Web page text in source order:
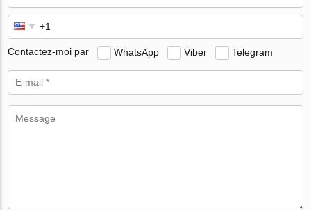
Contactez-moi par WhatsApp Viber Telegram